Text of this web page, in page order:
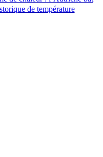
de température